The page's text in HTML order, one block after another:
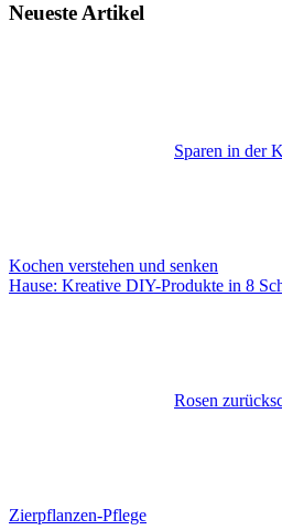
Neueste Artikel
Sparen in der
Kochen verstehen und senken
Hause: Kreative DIY-Produkte in 8
Rosen
Zierpflanzen-Pflege